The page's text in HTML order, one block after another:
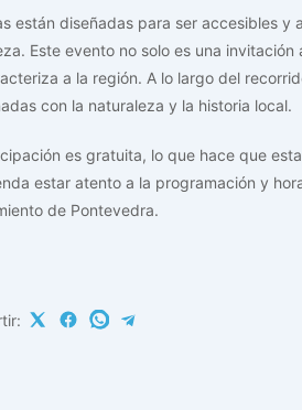
están diseñadas para ser accesibles
Este evento no solo es una
a la región. A lo largo del
con la naturaleza y la historia local.
es gratuita, lo que hace que
estar atento a la programación y
de Pontevedra.